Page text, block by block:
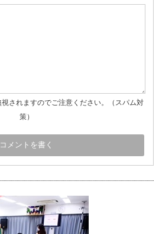
されますのでご注意ください。（スパム対
策）